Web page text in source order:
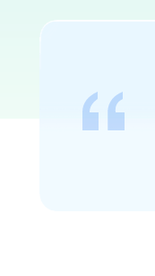
を使うことによ